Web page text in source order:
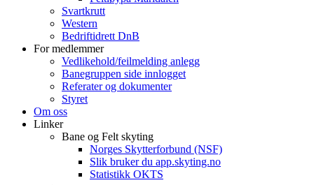
Svartkrutt
Western
Bedriftidrett DnB
For medlemmer
Vedlikehold/feilmelding anlegg
Banegruppen side innlogget
Referater og dokumenter
Styret
Om oss
Linker
Bane og Felt skyting
Norges Skytterforbund (NSF)
Slik bruker du app.skyting.no
Statistikk OKTS